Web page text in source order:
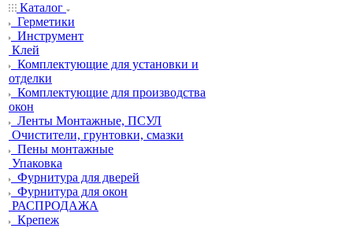
Каталог
Герметики
Инструмент
Клей
Комплектующие для установки и
отделки
Комплектующие для производства
окон
Ленты Монтажные, ПСУЛ
Очистители, грунтовки, смазки
Пены монтажные
Упаковка
Фурнитура для дверей
Фурнитура для окон
РАСПРОДАЖА
Крепеж